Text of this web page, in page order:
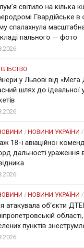
світило на кілька
Гвардійське в
спалахнула
пального — фото
у Львові від «Мега
шлях до ідеальної
/ НОВИНИ УКРАЇНИ /
18-ї авіаційної
дальності ураження
/ НОВИНИ УКРАЇНИ /
атакувала об’єкти
області,
пунктів